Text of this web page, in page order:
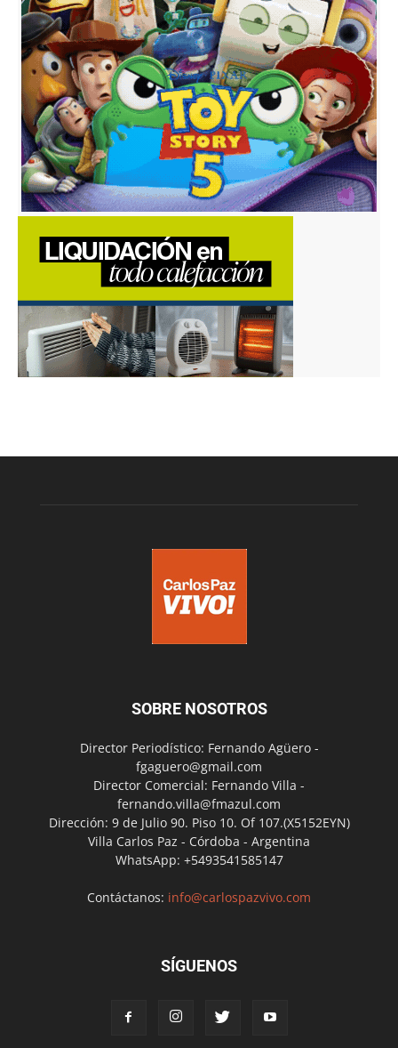
SOBRE NOSOTROS
Director Periodístico: Fernando Agüero -
fgaguero@gmail.com
Director Comercial: Fernando Villa -
fernando.villa@fmazul.com
Dirección: 9 de Julio 90. Piso 10. Of 107.(X5152EYN)
Villa Carlos Paz - Córdoba - Argentina
WhatsApp: +5493541585147
Contáctanos: info@carlospazvivo.com
SÍGUENOS